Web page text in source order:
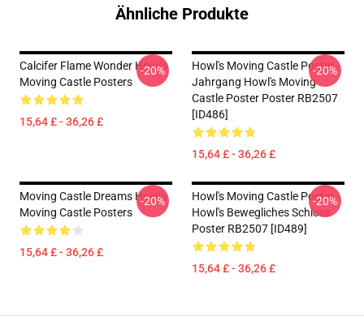
Ähnliche Produkte
Calcifer Flame Wonder Howl's
Moving Castle Posters
15,64 £ - 36,26 £
-20%
Howl's Moving Castle Poster -
Jahrgang Howl's Moving
Castle Poster Poster RB2507
[ID486]
15,64 £ - 36,26 £
-20%
Moving Castle Dreams Howl's
Moving Castle Posters
15,64 £ - 36,26 £
-20%
Howl's Moving Castle Poster -
Howl's Bewegliches Schloss
Poster RB2507 [ID489]
15,64 £ - 36,26 £
-20%